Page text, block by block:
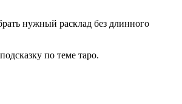
нужный расклад без длинного
по теме таро.